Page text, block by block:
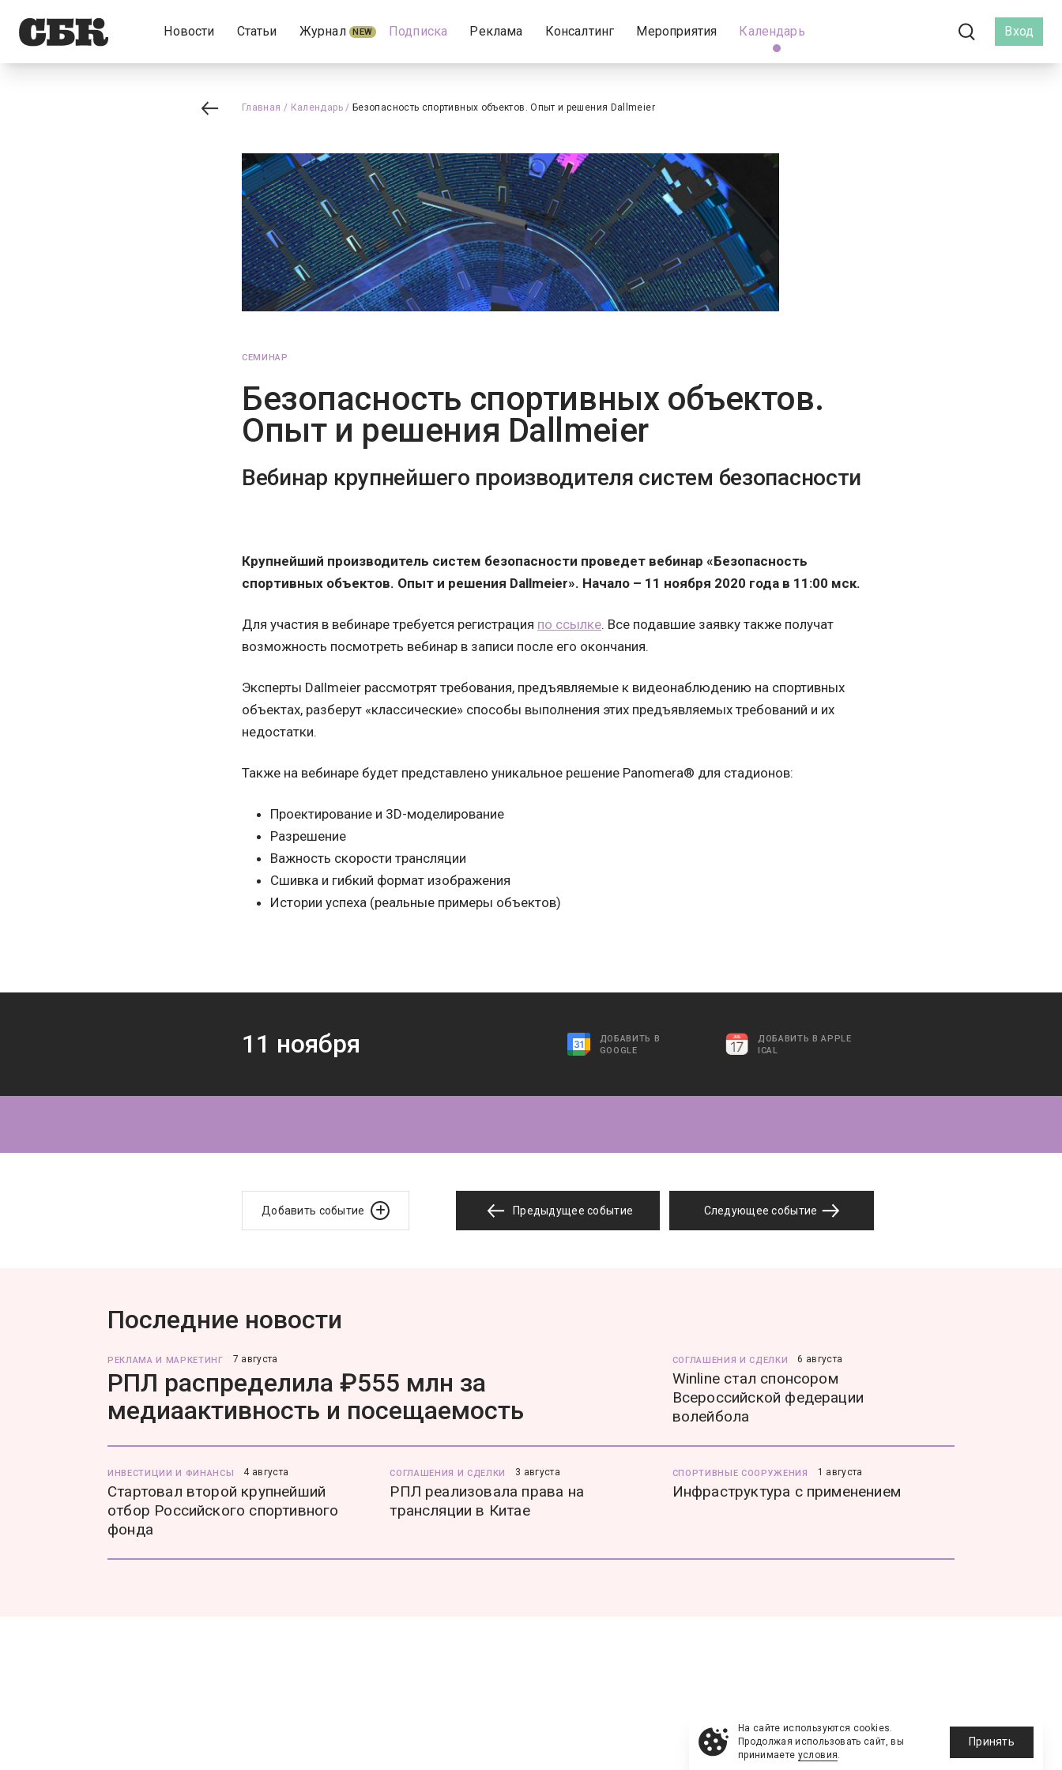
Новости Статьи Журнал NEW Подписка Реклама Консалтинг Мероприятия Календарь Вход
Главная / Календарь/ Безопасность спортивных объектов. Опыт и решения Dallmeier
СЕМИНАР
Безопасность спортивных объектов.
Опыт и решения Dallmeier
Вебинар крупнейшего производителя систем безопасности
Крупнейший производитель систем безопасности проведет вебинар «Безопасность
спортивных объектов. Опыт и решения Dallmeier». Начало – 11 ноября 2020 года в 11:00 мск.
Для участия в вебинаре требуется регистрация по ссылке. Все подавшие заявку также получат
возможность посмотреть вебинар в записи после его окончания.
Эксперты Dallmeier рассмотрят требования, предъявляемые к видеонаблюдению на спортивных
объектах, разберут «классические» способы выполнения этих предъявляемых требований и их
недостатки.
Также на вебинаре будет представлено уникальное решение Panomera® для стадионов:
Проектирование и 3D-моделирование
Разрешение
Важность скорости трансляции
Сшивка и гибкий формат изображения
Истории успеха (реальные примеры объектов)
11 ноября
ДОБАВИТЬ В
GOOGLE
ДОБАВИТЬ В APPLE
ICAL
Добавить событие Предыдущее событие Следующее событие
Последние новости
РЕКЛАМА И МАРКЕТИНГ 7 августа
РПЛ распределила ₽555 млн за
медиаактивность и посещаемость
СОГЛАШЕНИЯ И СДЕЛКИ 6 августа
Winline стал спонсором
Всероссийской федерации
волейбола
ИНВЕСТИЦИИ И ФИНАНСЫ 4 августа
Стартовал второй крупнейший
отбор Российского спортивного
фонда
СОГЛАШЕНИЯ И СДЕЛКИ 3 августа
РПЛ реализовала права на
трансляции в Китае
СПОРТИВНЫЕ СООРУЖЕНИЯ 1 августа
Инфраструктура с применением
На сайте используются cookies.
Продолжая использовать сайт, вы
принимаете условия.
Принять